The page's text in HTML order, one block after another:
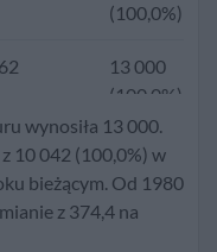
(100,0%)
13 000
(100,0%)
13 000
(100,0%)
wynosiła 13 000.
10 042 (100,0%) w
bieżącym. Od 1980
z 374,4 na